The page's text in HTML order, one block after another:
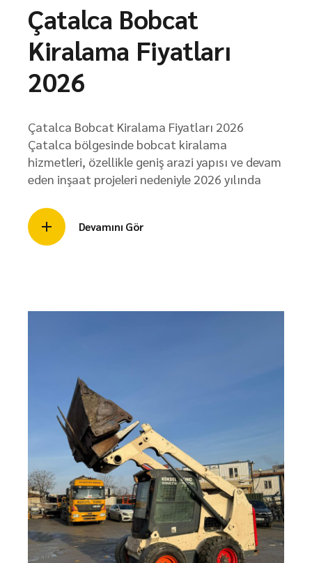
Çatalca Bobcat
Kiralama Fiyatları
2026
Çatalca Bobcat Kiralama Fiyatları 2026
Çatalca bölgesinde bobcat kiralama
hizmetleri, özellikle geniş arazi yapısı ve devam
eden inşaat projeleri nedeniyle 2026 yılında
Devamını Gör